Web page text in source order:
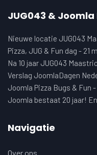
JUG043 & Joomla
Nieuwe locatie JUG043
Pizza, JUG & Fun dag - 21
Na 10 jaar JUG043
Verslag JoomlaDagen
Joomla Pizza Bugs & Fun
Joomla bestaat 20 jaar!
Navigatie
Over ons